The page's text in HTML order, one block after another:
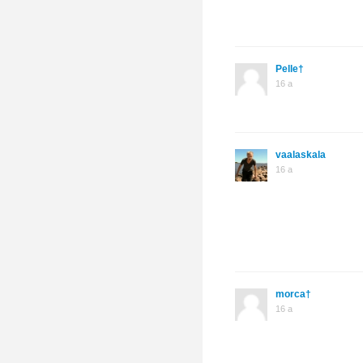
Pelle†
16 a
vaalaskala
16 a
morca†
16 a